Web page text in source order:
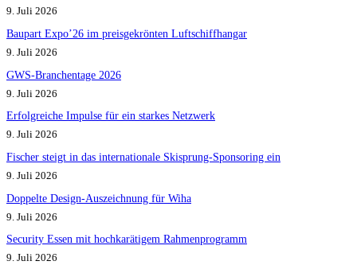
9. Juli 2026
Baupart Expo’26 im preisgekrönten Luftschiffhangar
9. Juli 2026
GWS-Branchentage 2026
9. Juli 2026
Erfolgreiche Impulse für ein starkes Netzwerk
9. Juli 2026
Fischer steigt in das internationale Skisprung-Sponsoring ein
9. Juli 2026
Doppelte Design-Auszeichnung für Wiha
9. Juli 2026
Security Essen mit hochkarätigem Rahmenprogramm
9. Juli 2026